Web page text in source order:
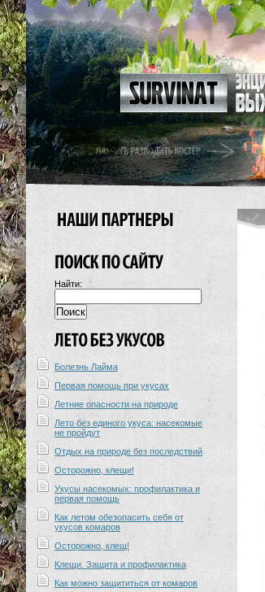
Найти:
Болезнь Лайма
Первая помощь при укусах
Летние опасности на природе
Лето без единого укуса: насекомые
не пройдут
Отдых на природе без последствий
Осторожно, клещи!
Укусы насекомых: профилактика и
первая помощь
Как летом обезопасить себя от
укусов комаров
Осторожно, клещ!
Клещи. Защита и профилактика
Как можно защититься от комаров